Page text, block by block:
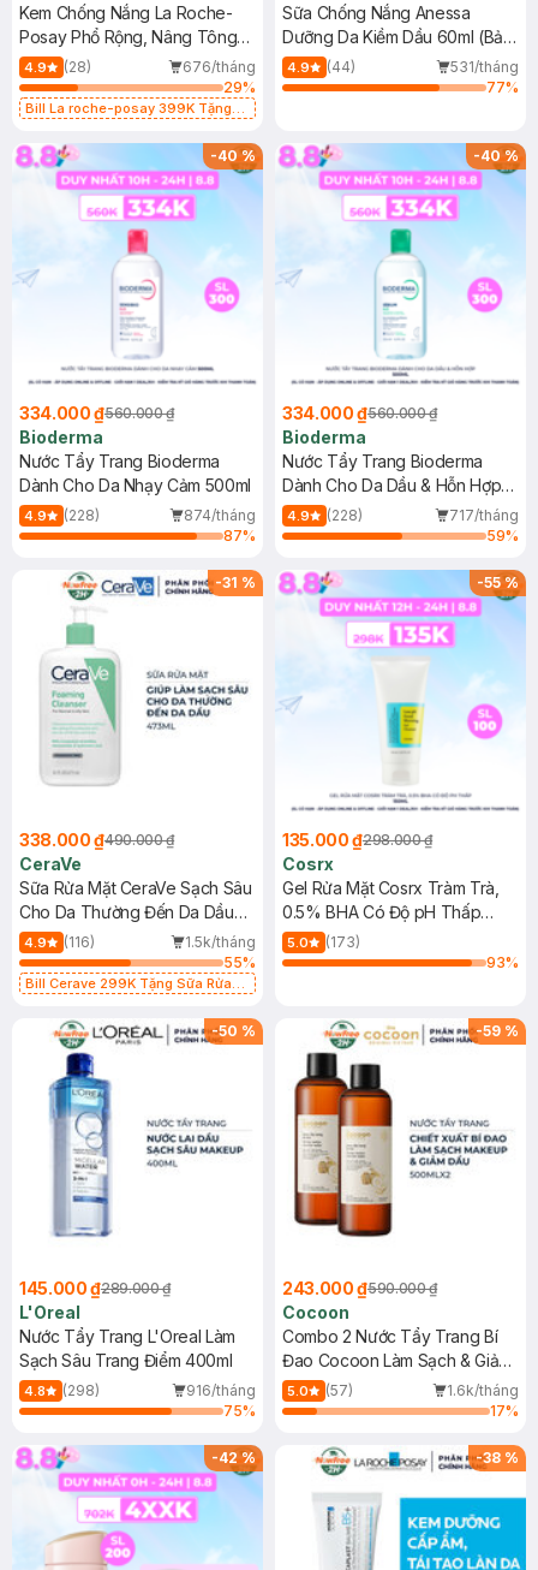
Kem Chống Nắng La Roche-
Posay Phổ Rộng, Nâng Tông
Kiềm Dầu 50ml
4.9 (28)
676/tháng
29%
Bill La roche-posay 399K Tặng
(SL có hạn)
Sữa Chống Nắng Anessa
Dưỡng Da Kiềm Dầu 60ml (Bản
Mới)
4.9 (44)
531/tháng
77%
-40%
334.000 ₫560.000 ₫
Bioderma
Nước Tẩy Trang Bioderma
Dành Cho Da Nhạy Cảm 500ml
4.9 (228)
874/tháng
87%
-40%
334.000 ₫560.000 ₫
Bioderma
Nước Tẩy Trang Bioderma
Dành Cho Da Dầu & Hỗn Hợp
500ml
4.9 (228)
717/tháng
59%
-31 %
338.000 ₫490.000 ₫
CeraVe
Sữa Rửa Mặt CeraVe Sạch Sâu
Cho Da Thường Đến Da Dầu
473ml
4.9 (116)
1.5k/tháng
55%
Bill Cerave 299K Tặng Sữa Rửa
-55%
135.000 ₫298.000 ₫
Cosrx
Gel Rửa Mặt Cosrx Tràm Trà,
0.5% BHA Có Độ pH Thấp
150ml
5.0
(173)
93%
-50 %
145.000 ₫289.000 ₫
L'Oreal
Nước Tẩy Trang L'Oreal Làm
Sạch Sâu Trang Điểm 400ml
4.8 (298)
916/tháng
75%
-59 %
243.000 ₫590.000 ₫
Cocoon
Combo 2 Nước Tẩy Trang Bí
Đao Cocoon Làm Sạch & Giảm
Dầu 500ml
5.0 (57)
1.6k/tháng
17%
-42% -38 %